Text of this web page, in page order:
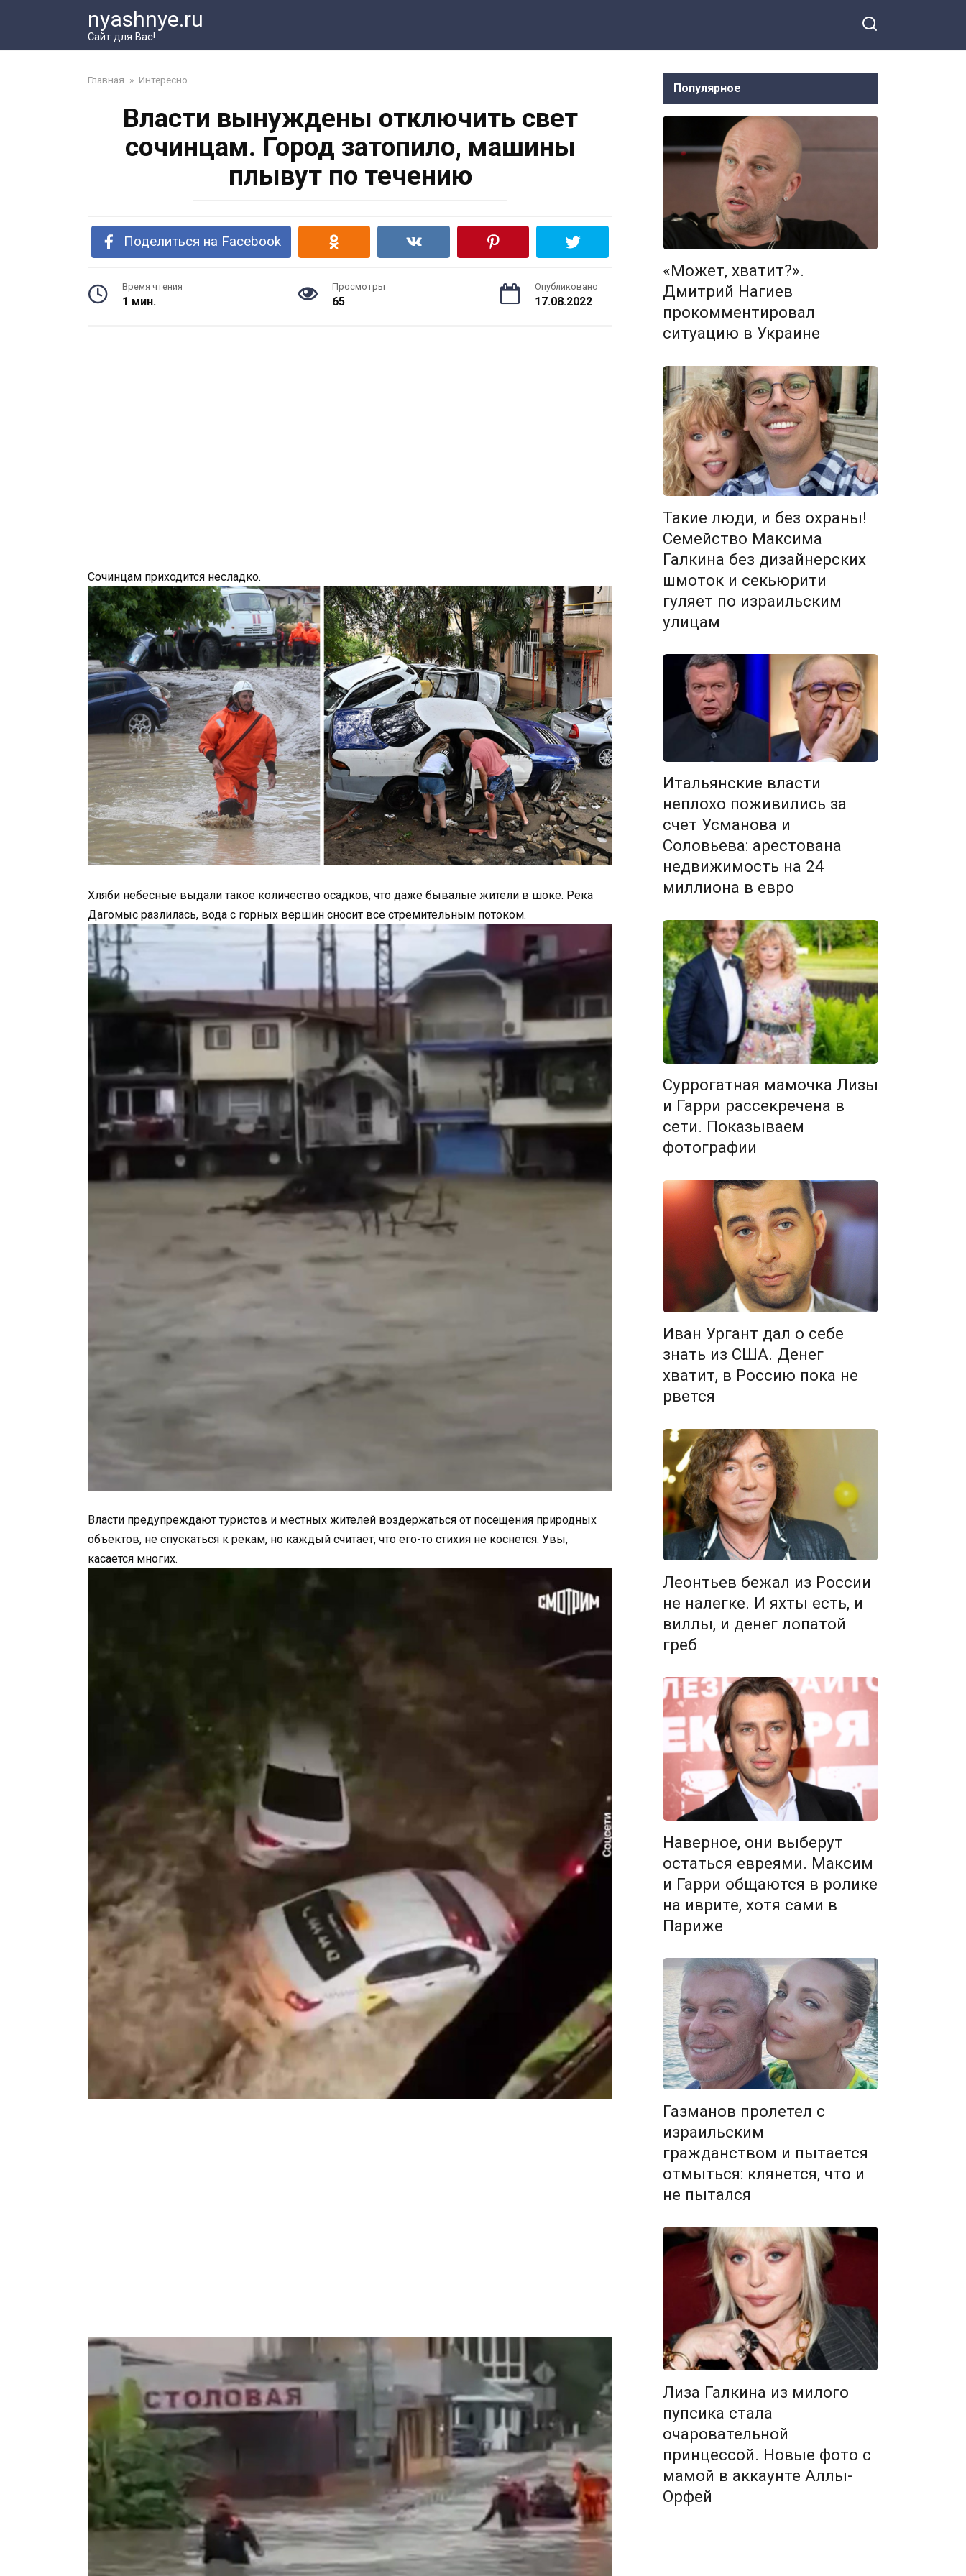
nyashnye.ru
Сайт для Вас!
Главная » Интересно
Власти вынуждены отключить свет
сочинцам. Город затопило, машины
плывут по течению
Поделиться на Facebook
Время чтения
1 мин.
Просмотры
65
Опубликовано
17.08.2022
Сочинцам приходится несладко.
Хляби небесные выдали такое количество осадков, что даже бывалые жители в шоке. Река
Дагомыс разлилась, вода с горных вершин сносит все стремительным потоком.
Власти предупреждают туристов и местных жителей воздержаться от посещения природных
объектов, не спускаться к рекам, но каждый считает, что его-то стихия не коснется. Увы,
касается многих.
Популярное
«Может, хватит?».
Дмитрий Нагиев
прокомментировал
ситуацию в Украине
Такие люди, и без охраны!
Семейство Максима
Галкина без дизайнерских
шмоток и секьюрити
гуляет по израильским
улицам
Итальянские власти
неплохо поживились за
счет Усманова и
Соловьева: арестована
недвижимость на 24
миллиона в евро
Суррогатная мамочка Лизы
и Гарри рассекречена в
сети. Показываем
фотографии
Иван Ургант дал о себе
знать из США. Денег
хватит, в Россию пока не
рвется
Леонтьев бежал из России
не налегке. И яхты есть, и
виллы, и денег лопатой
греб
Наверное, они выберут
остаться евреями. Максим
и Гарри общаются в ролике
на иврите, хотя сами в
Париже
Газманов пролетел с
израильским
гражданством и пытается
отмыться: клянется, что и
не пытался
Лиза Галкина из милого
пупсика стала
очаровательной
принцессой. Новые фото с
мамой в аккаунте Аллы-
Орфей